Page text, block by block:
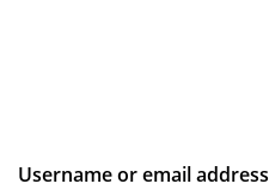
Username or email address